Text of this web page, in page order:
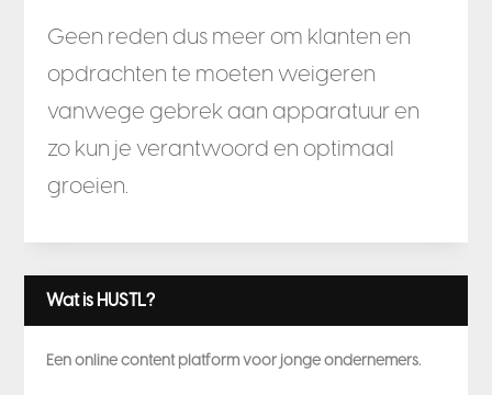
Geen reden dus meer om klanten en
opdrachten te moeten weigeren
vanwege gebrek aan apparatuur en
zo kun je verantwoord en optimaal
groeien.
Wat is HUSTL?
Een online content platform voor jonge ondernemers.